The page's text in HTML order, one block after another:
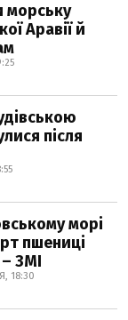
морську
Аравії й
після
морі
пшениці
ЗМІ
18:30